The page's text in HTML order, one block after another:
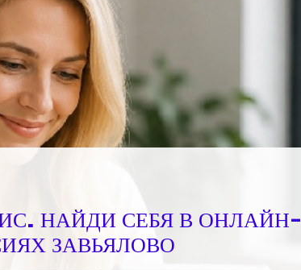
НАЙДИ СЕБЯ В ОНЛАЙН-
ЗАВЬЯЛОВО